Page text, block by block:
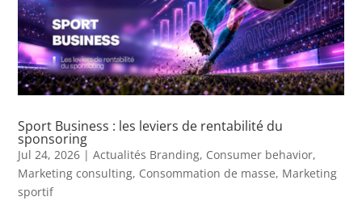
Sport Business : les leviers de rentabilité du
sponsoring
Jul 24, 2026 |Actualités Branding, Consumer behavior,
Marketing consulting, Consommation de masse, Marketing
sportif